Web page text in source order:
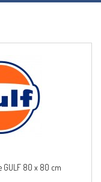
GULF 80 x 80 cm